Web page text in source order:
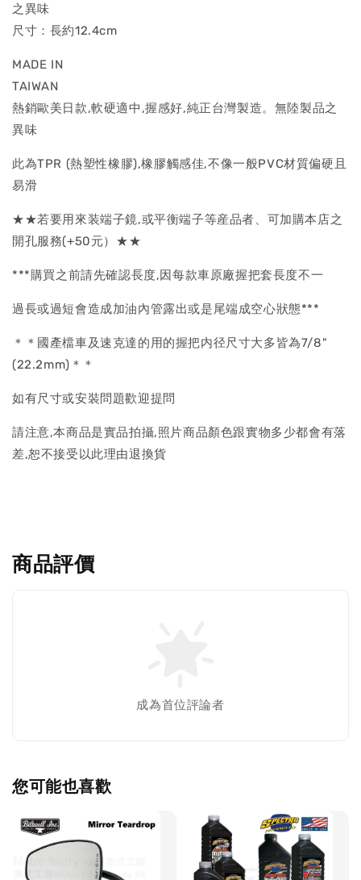
之異味
尺寸：長約12.4cm
MADE IN
熱銷歐美日款,軟硬適中,握感好,純正台灣製造。無陸製品之
異味
此為TPR (熱塑性橡膠),橡膠觸感佳,不像一般PVC材質偏硬且
易滑
★★若要用來装端子鏡,或平衡端子等産品者、可加購本店之
開孔服務(+50元）★★
***購買之前請先確認長度,因每款車原廠握把套長度不一
過長或過短會造成加油內管露出或是尾端成空心狀態***
＊＊國產檔車及速克達的用的握把内径尺寸大多皆為7/8"
(22.2mm)＊＊
如有尺寸或安裝問題歡迎提問
請注意,本商品是實品拍攝,照片商品顏色跟實物多少都會有落
差,恕不接受以此理由退換貨
商品評價
成為首位評論者
您可能也喜歡